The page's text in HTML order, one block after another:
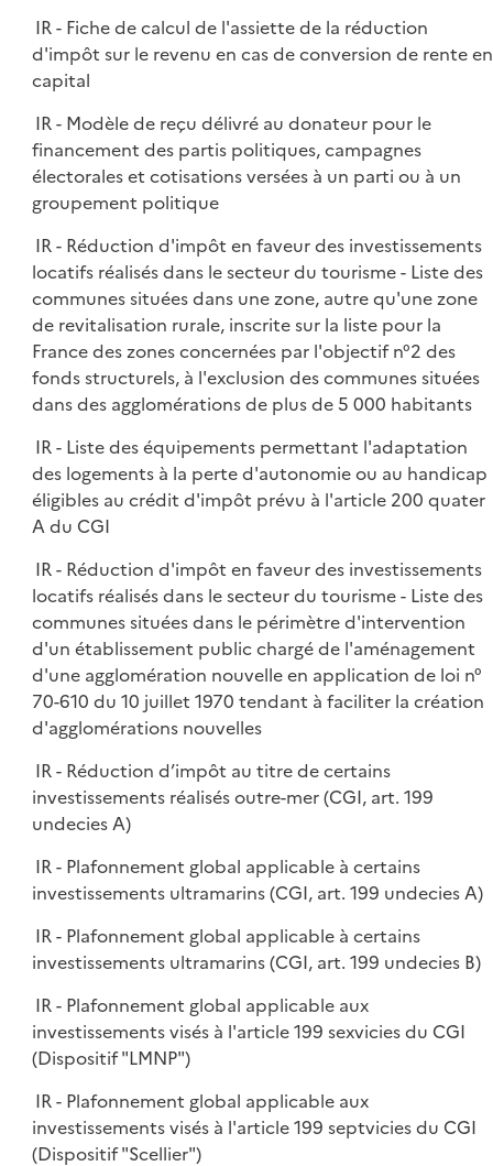
IR - Fiche de calcul de l'assiette de la réduction
d'impôt sur le revenu en cas de conversion de rente en
capital
IR - Modèle de reçu délivré au donateur pour le
financement des partis politiques, campagnes
électorales et cotisations versées à un parti ou à un
groupement politique
IR - Réduction d'impôt en faveur des investissements
locatifs réalisés dans le secteur du tourisme - Liste des
communes situées dans une zone, autre qu'une zone
de revitalisation rurale, inscrite sur la liste pour la
France des zones concernées par l'objectif n°2 des
fonds structurels, à l'exclusion des communes situées
dans des agglomérations de plus de 5 000 habitants
IR - Liste des équipements permettant l'adaptation
des logements à la perte d'autonomie ou au handicap
éligibles au crédit d'impôt prévu à l'article 200 quater
A du CGI
IR - Réduction d'impôt en faveur des investissements
locatifs réalisés dans le secteur du tourisme - Liste des
communes situées dans le périmètre d'intervention
d'un établissement public chargé de l'aménagement
d'une agglomération nouvelle en application de loi n°
70-610 du 10 juillet 1970 tendant à faciliter la création
d'agglomérations nouvelles
IR - Réduction d’impôt au titre de certains
investissements réalisés outre-mer (CGI, art. 199
undecies A)
IR - Plafonnement global applicable à certains
investissements ultramarins (CGI, art. 199 undecies A)
IR - Plafonnement global applicable à certains
investissements ultramarins (CGI, art. 199 undecies B)
IR - Plafonnement global applicable aux
investissements visés à l'article 199 sexvicies du CGI
(Dispositif "LMNP")
IR - Plafonnement global applicable aux
investissements visés à l'article 199 septvicies du CGI
(Dispositif "Scellier")